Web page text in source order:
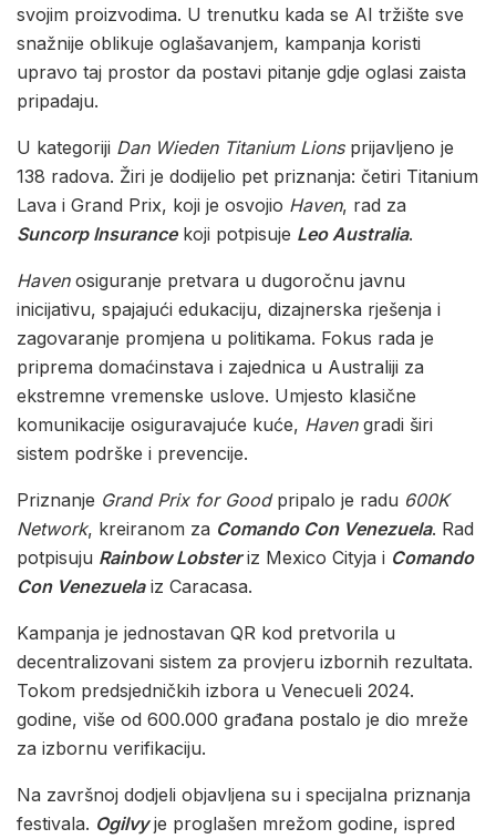
svojim proizvodima. U trenutku kada se AI tržište sve
snažnije oblikuje oglašavanjem, kampanja koristi
upravo taj prostor da postavi pitanje gdje oglasi zaista
pripadaju.
U kategoriji Dan Wieden Titanium Lionsprijavljeno je
138 radova. Žiri je dodijelio pet priznanja: četiri Titanium
Lava i Grand Prix, koji je osvojio Haven, rad za
Suncorp Insurancekoji potpisuje Leo Australia.
Havenosiguranje pretvara u dugoročnu javnu
inicijativu, spajajući edukaciju, dizajnerska rješenja i
zagovaranje promjena u politikama. Fokus rada je
priprema domaćinstava i zajednica u Australiji za
ekstremne vremenske uslove. Umjesto klasične
komunikacije osiguravajuće kuće, Havengradi širi
sistem podrške i prevencije.
Priznanje Grand Prix for Goodpripalo je radu 600K
Network, kreiranom za Comando Con Venezuela. Rad
potpisuju Rainbow Lobsteriz Mexico Cityja i Comando
Con Venezuelaiz Caracasa.
Kampanja je jednostavan QR kod pretvorila u
decentralizovani sistem za provjeru izbornih rezultata.
Tokom predsjedničkih izbora u Venecueli 2024.
godine, više od 600.000 građana postalo je dio mreže
za izbornu verifikaciju.
Na završnoj dodjeli objavljena su i specijalna priznanja
festivala. Ogilvyje proglašen mrežom godine, ispred